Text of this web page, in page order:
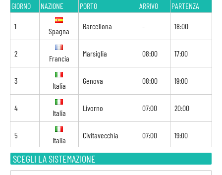
SCEGLI LA SISTEMAZIONE
GIORNO NAZIONE PORTO ARRIVO PARTENZA
1
Spagna
Barcellona - 18:00
2
Francia
Marsiglia 08:00 17:00
3
Italia
Genova 08:00 19:00
4
Italia
Livorno 07:00 20:00
5
Italia
Civitavecchia 07:00 19:00
6 Navigazione